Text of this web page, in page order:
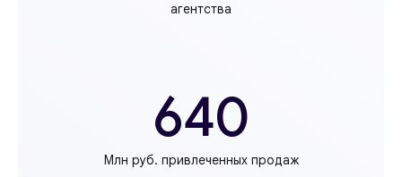
агентства
640
Млн руб. привлеченных продаж